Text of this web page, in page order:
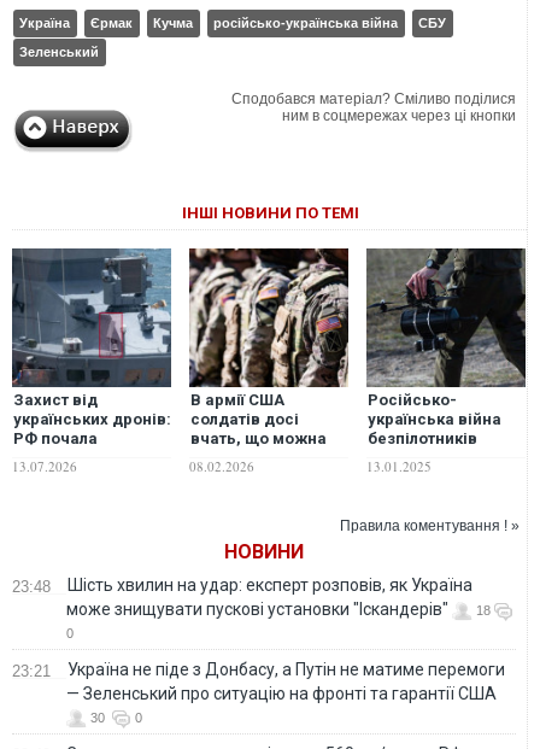
Україна Єрмак Кучма російсько-українська війна
СБУ
Зеленський
Сподобався матеріал? Сміливо поділися
ним в соцмережах через ці кнопки
ІНШІ НОВИНИ ПО ТЕМІ
Захист від
українських дронів:
РФ почала
військово-морські
13.07.2026
В армії США
солдатів досі
вчать, що можна
дронів, - Business
08.02.2026
Російсько-
українська війна
безпілотників
фазу, – Newsweek
13.01.2025
Правила коментування ! »
НОВИНИ
23:48
Шість хвилин на удар: експерт розповів, як Україна
може знищувати пускові установки "Іскандерів"
18
0
23:21
Україна не піде з Донбасу, а Путін не матиме перемоги
— Зеленський про ситуацію на фронті та гарантії США
30 0